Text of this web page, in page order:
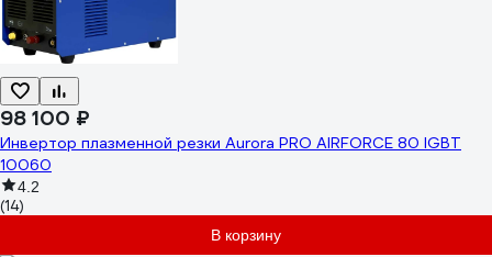
98 100 ₽
Инвертор плазменной резки Aurora PRO AIRFORCE 80 IGBT
10060
4.2
(14)
В корзину